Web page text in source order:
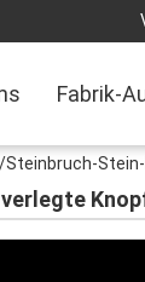
Fabrik-
Steinbruch-